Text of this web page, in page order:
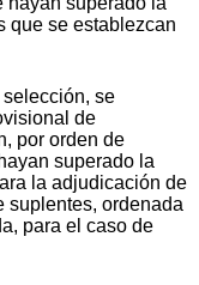
que se establezcan
se
de
por orden de
superado la
la adjudicación de
suplentes, ordenada
para el caso de